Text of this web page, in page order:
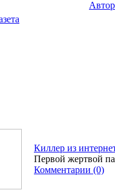
Киллер из
Первой жертвой
Комментарии (0)